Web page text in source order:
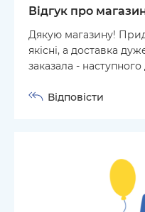
Відгук про
Дякую магазину!
якісні, а доставка
заказала -
Відповісти